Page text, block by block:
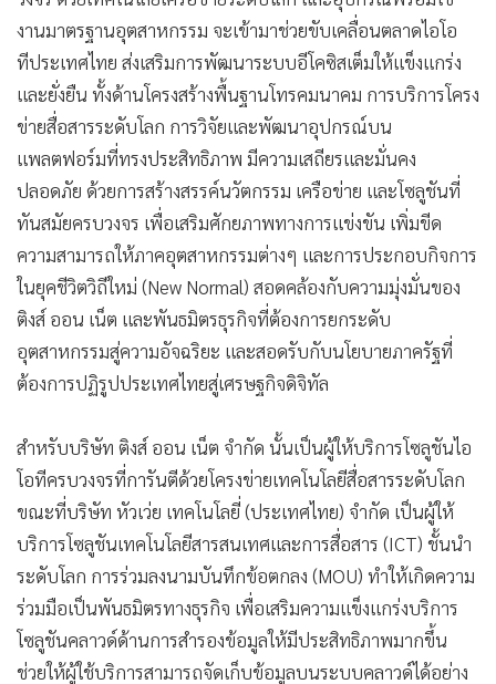
News1
• Gotomanager
นายปวิณ วรพฤกษ์ ประธานเจ้าหน้าที่บริหาร บริษัท ติงส์ ออน
เน็ต จำกัด กล่าวว่า ในโลกธุรกิจยุคดิจิทัล ข้อมูลถือเป็นปัจจัย
สำคัญในการขับเคลื่อนองค์กรไปสู่เป้าหมายความสำเร็จ ขณะที่
โซลูชันไอโอทีถือเป็นหัวใจหลักของอุตสาหกรรม 4.0 บริษัท ติงส์
ออน เน็ต ในฐานะผู้เชี่ยวชาญและผู้ให้บริการโซลูชันไอโอทีครบ
วงจร ด้วยเทคโนโลยีเครือข่ายระดับโลก และอุปกรณ์พร้อมใช้
งานมาตรฐานอุตสาหกรรม จะเข้ามาช่วยขับเคลื่อนตลาดไอโอ
ทีประเทศไทย ส่งเสริมการพัฒนาระบบอีโคซิสเต็มให้แข็งแกร่ง
และยั่งยืน ทั้งด้านโครงสร้างพื้นฐานโทรคมนาคม การบริการโครง
ข่ายสื่อสารระดับโลก การวิจัยและพัฒนาอุปกรณ์บน
แพลตฟอร์มที่ทรงประสิทธิภาพ มีความเสถียรและมั่นคง